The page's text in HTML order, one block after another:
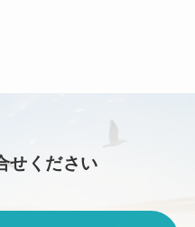
せください